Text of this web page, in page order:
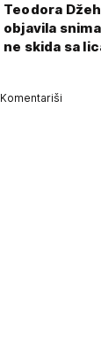
Teodora
objavila
ne skida sa
Komentariši